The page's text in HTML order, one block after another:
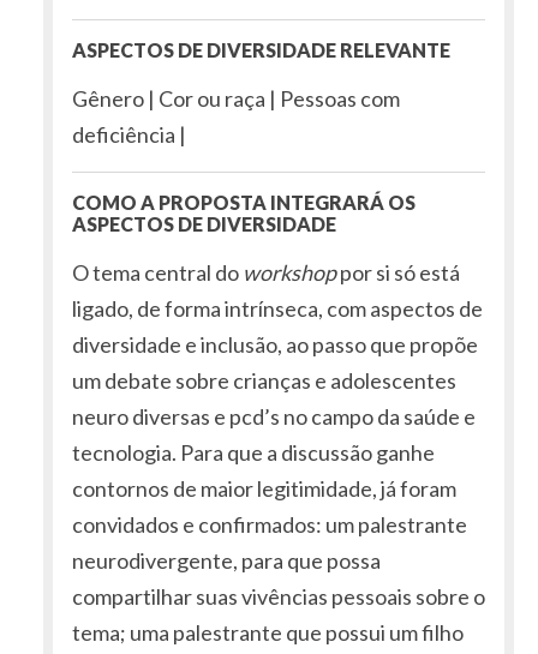
ASPECTOS DE DIVERSIDADE RELEVANTE
Gênero | Cor ou raça | Pessoas com
deficiência |
COMO A PROPOSTA INTEGRARÁ OS
ASPECTOS DE DIVERSIDADE
O tema central do workshoppor si só está
ligado, de forma intrínseca, com aspectos de
diversidade e inclusão, ao passo que propõe
um debate sobre crianças e adolescentes
neuro diversas e pcd’s no campo da saúde e
tecnologia. Para que a discussão ganhe
contornos de maior legitimidade, já foram
convidados e confirmados: um palestrante
neurodivergente, para que possa
compartilhar suas vivências pessoais sobre o
tema; uma palestrante que possui um filho